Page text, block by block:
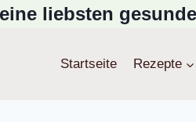
liebsten
Startseite Rezepte